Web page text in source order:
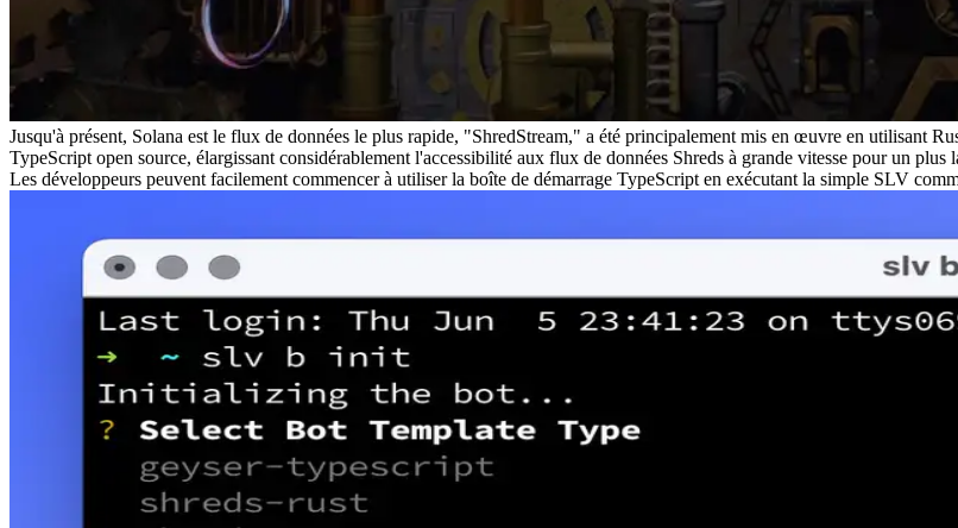
Jusqu'à présent, Solana est le flux de données le plus rapide, "ShredStream," a été principalement mis en œuvre en utilisant
TypeScript open source, élargissant considérablement l'accessibilité aux flux de données Shreds à grande vitesse pour un plus
Les développeurs peuvent facilement commencer à utiliser la boîte de démarrage TypeScript en exécutant la simple SLV